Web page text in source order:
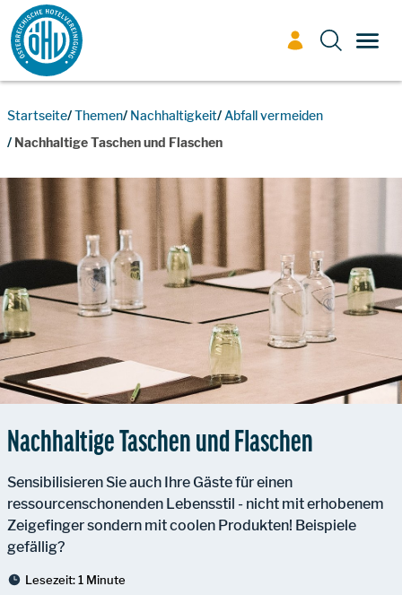
Zum Inhalt
Startseite Themen Nachhaltigkeit Abfall vermeiden
Nachhaltige Taschen und Flaschen
Nachhaltige Taschen und Flaschen
Sensibilisieren Sie auch Ihre Gäste für einen
ressourcenschonenden Lebensstil - nicht mit erhobenem
Zeigefinger sondern mit coolen Produkten! Beispiele
gefällig?
Lesezeit:1 Minute